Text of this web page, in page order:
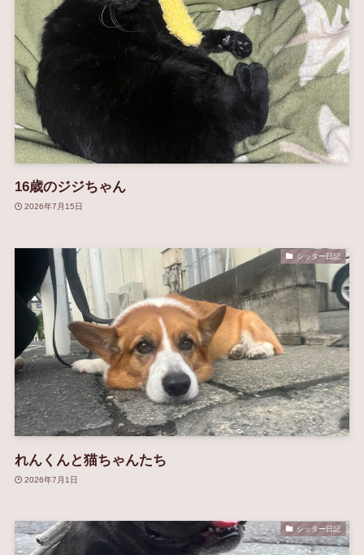
16歳のジジちゃん
2026年7月15日
シッター日記
れんくんと猫ちゃんたち
2026年7月1日
シッター日記